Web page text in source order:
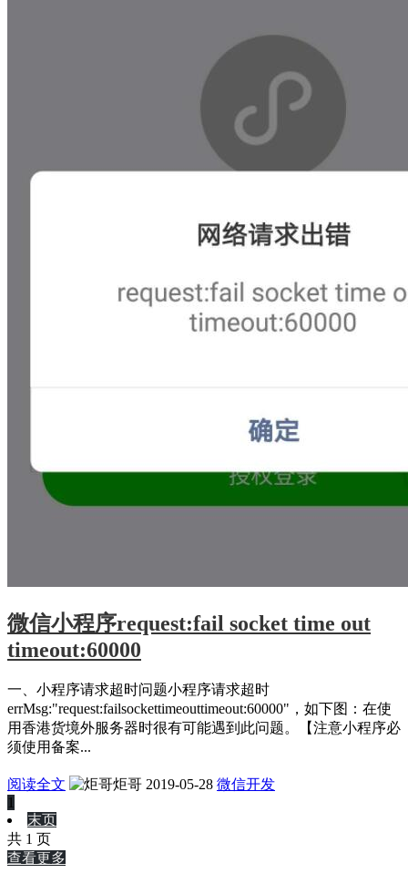
微信小程序request:fail socket time out
timeout:60000
一、小程序请求超时问题小程序请求超时
errMsg:"request:failsockettimeouttimeout:60000"，如下图：在使
用香港货境外服务器时很有可能遇到此问题。【注意小程序必
须使用备案...
阅读全文 炬哥 2019-05-28 微信开发
1
末页
共 1 页
查看更多